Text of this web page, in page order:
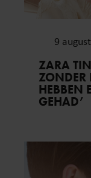
9
ZARA
ZONDER
HEBBEN
GEHAD’